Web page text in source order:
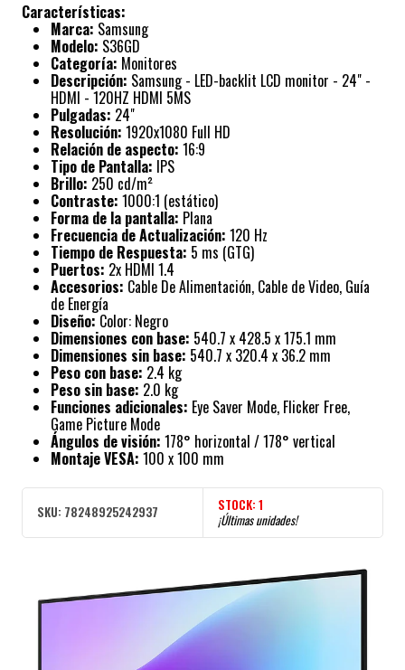
Características:
Marca: Samsung
Modelo: S36GD
Categoría: Monitores
Descripción: Samsung - LED-backlit LCD monitor - 24" -
HDMI - 120HZ HDMI 5MS
Pulgadas: 24"
Resolución: 1920x1080 Full HD
Relación de aspecto: 16:9
Tipo de Pantalla: IPS
Brillo: 250 cd/m²
Contraste: 1000:1 (estático)
Forma de la pantalla: Plana
Frecuencia de Actualización: 120 Hz
Tiempo de Respuesta: 5 ms (GTG)
Puertos: 2x HDMI 1.4
Accesorios: Cable De Alimentación, Cable de Video, Guía
de Energía
Diseño: Color: Negro
Dimensiones con base: 540.7 x 428.5 x 175.1 mm
Dimensiones sin base: 540.7 x 320.4 x 36.2 mm
Peso con base: 2.4 kg
Peso sin base: 2.0 kg
Funciones adicionales: Eye Saver Mode, Flicker Free,
Game Picture Mode
Ángulos de visión: 178° horizontal / 178° vertical
Montaje VESA: 100 x 100 mm
SKU: 78248925242937 STOCK: 1
¡Últimas unidades!